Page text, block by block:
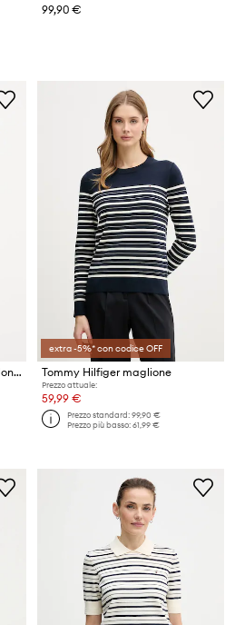
99,90 €
Tommy Hilfiger maglione da donna in cotone
extra -5%* con codice OFF
Tommy Hilfiger maglione
Prezzo attuale:
59,99 €
Prezzo standard:99,90 €
Prezzo più basso:61,99 €